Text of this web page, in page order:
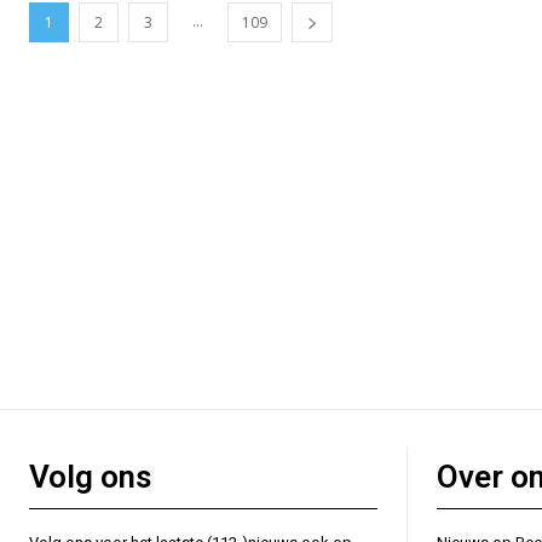
1 2 3 ... 109
Volg ons Over